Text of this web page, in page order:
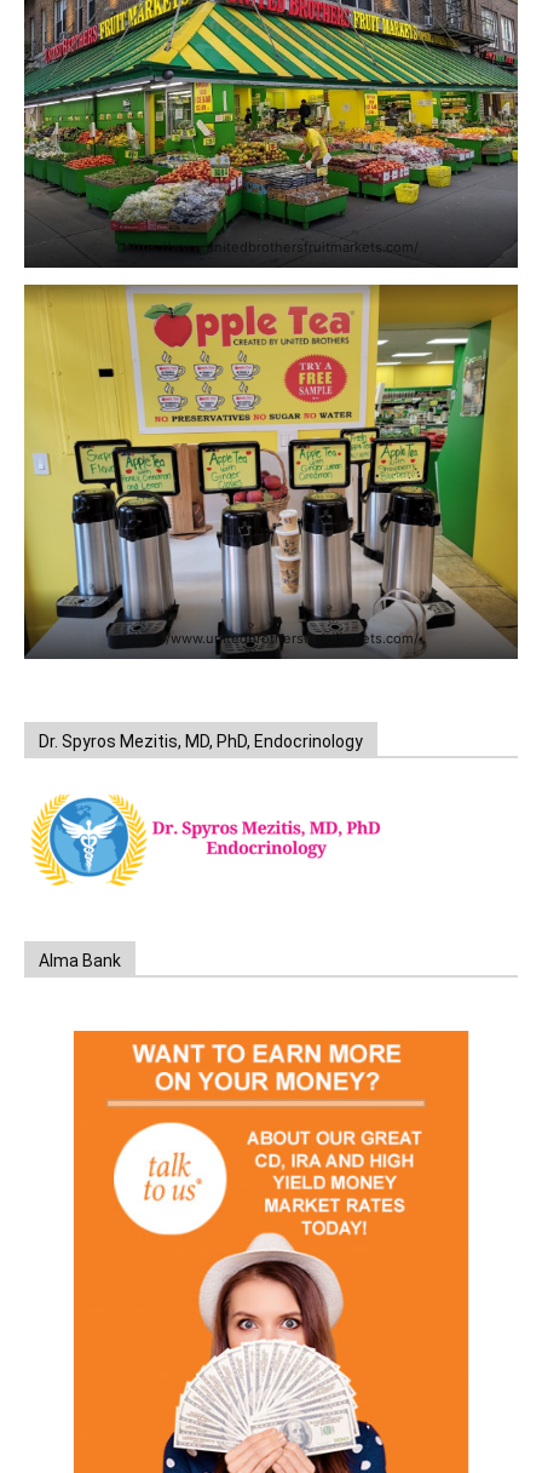
https://www.unitedbrothersfruitmarkets.com/
https://www.unitedbrothersfruitmarkets.com/
Dr. Spyros Mezitis, MD, PhD, Endocrinology
Alma Bank